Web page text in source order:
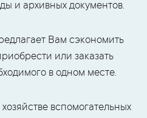
и архивных документов.
Вам сэкономить
или заказать
в одном месте.
вспомогательных